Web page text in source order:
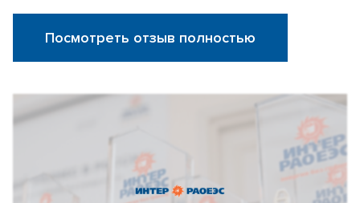
Посмотреть отзыв полностью